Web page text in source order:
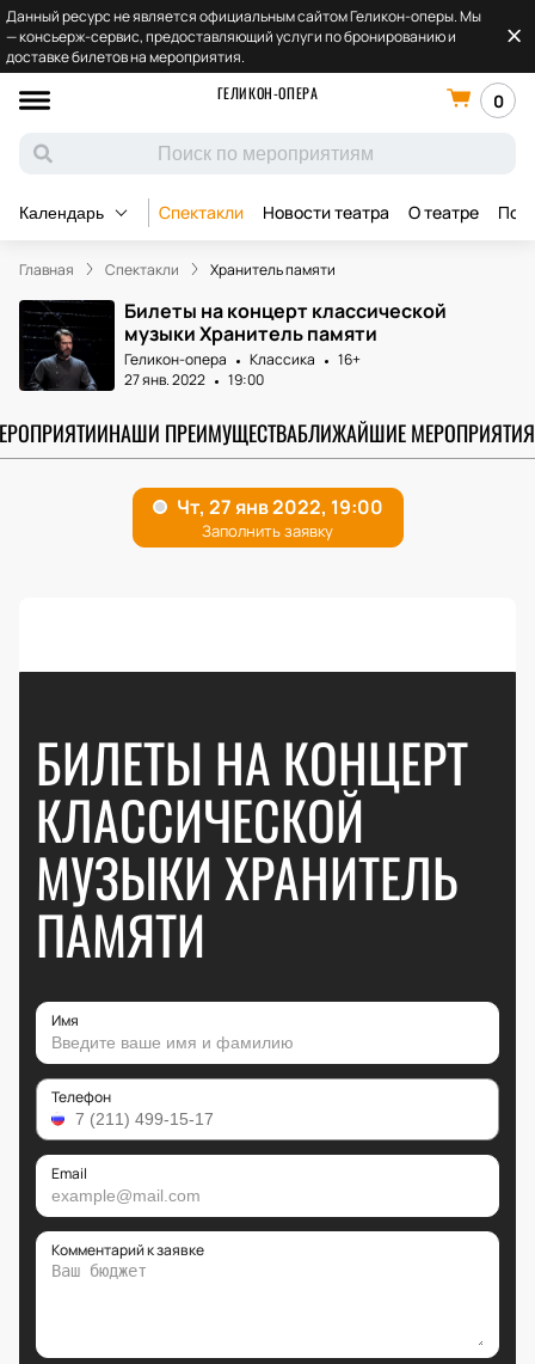
Данный ресурс не является официальным сайтом Геликон-оперы. Мы
— консьерж-сервис, предоставляющий услуги по бронированию и
доставке билетов на мероприятия.
ГЕЛИКОН-ОПЕРА
0
Календарь Спектакли Новости театра О театре
Главная Спектакли Хранитель памяти
Билеты на концерт классической
музыки Хранитель памяти
Геликон-опера Классика
16+
27 янв. 2022
19:00
НАШИ ПРЕИМУЩЕСТВАБЛИЖАЙШИЕ МЕРОПРИЯТИЯ
БИЛЕТЫ НА КОНЦЕРТ
КЛАССИЧЕСКОЙ
МУЗЫКИ ХРАНИТЕЛЬ
ПАМЯТИ
Имя
Телефон
Email
Комментарий к заявке